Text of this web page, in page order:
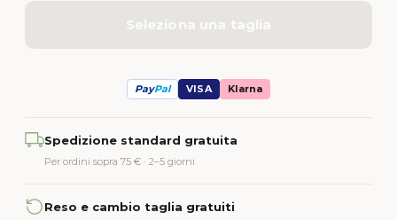
Seleziona una taglia
PayPal VISA Klarna
Spedizione standard gratuita
Per ordini sopra 75 € · 2–5 giorni
Reso e cambio taglia gratuiti